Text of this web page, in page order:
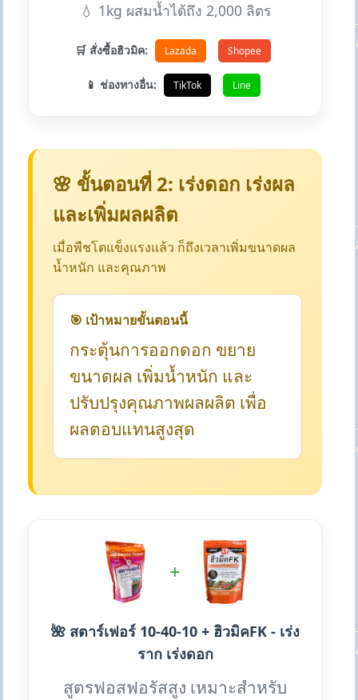
💧 1kg ผสมน้ำได้ถึง 2,000 ลิตร
🛒 สั่งซื้อฮิวมิค: Lazada Shopee
📱 ช่องทางอื่น: TikTok Line
🌸 ขั้นตอนที่ 2: เร่งดอก เร่งผล
และเพิ่มผลผลิต
เมื่อพืชโตแข็งแรงแล้ว ก็ถึงเวลาเพิ่มขนาดผล
น้ำหนัก และคุณภาพ
🎯 เป้าหมายขั้นตอนนี้
กระตุ้นการออกดอก ขยาย
ขนาดผล เพิ่มน้ำหนัก และ
ปรับปรุงคุณภาพผลผลิต เพื่อ
ผลตอบแทนสูงสุด
+
🌺 สตาร์เฟอร์ 10-40-10 + ฮิวมิคFK - เร่ง
ราก เร่งดอก
สูตรฟอสฟอรัสสูง เหมาะสำหรับ